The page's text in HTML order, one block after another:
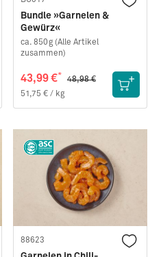
Bundle »Garnelen &
Gewürz«
ca. 850g (Alle Artikel
zusammen)
43,99 €*
48,98 €
51,75 € / kg
88623